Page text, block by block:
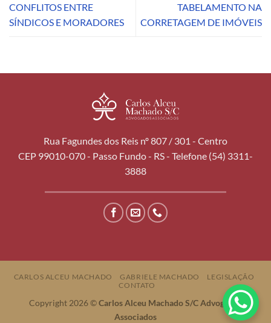
CONFLITOS ENTRE
SÍNDICOS E MORADORES
TABELAMENTO NA
CORRETAGEM DE IMÓVEIS
Rua Fagundes dos Reis nº 807 / 301 - Centro
CEP 99010-070 - Passo Fundo - RS - Telefone (54) 3311-
3888
CARLOS ALCEU MACHADO GABRIELE MACHADO
LEGISLAÇÃO
CONTATO
Copyright 2026 ©Carlos Alceu Machado S/C Advogados
Associados